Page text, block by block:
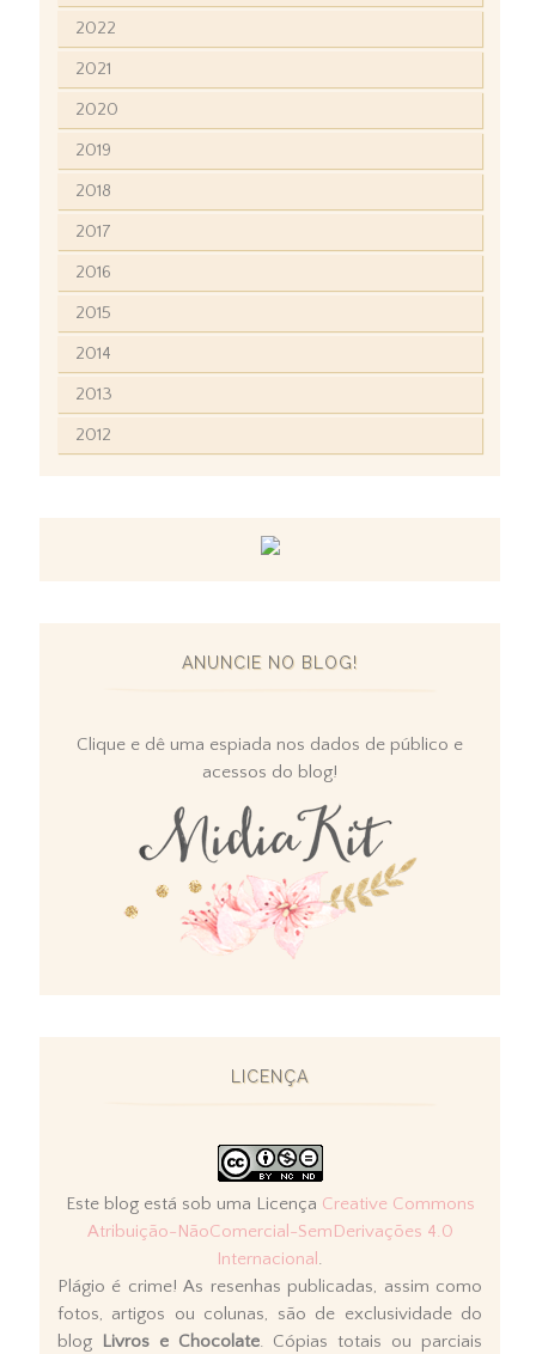
2022
2021
2020
2019
2018
2017
2016
2015
2014
2013
2012
ANUNCIE NO BLOG!
Clique e dê uma espiada nos dados de público e
acessos do blog!
LICENÇA
Este blog está sob uma Licença Creative Commons
Atribuição-NãoComercial-SemDerivações 4.0
Internacional .
Plágio é crime! As resenhas publicadas, assim como
fotos, artigos ou colunas, são de exclusividade do
blog Livros e Chocolate. Cópias totais ou parciais